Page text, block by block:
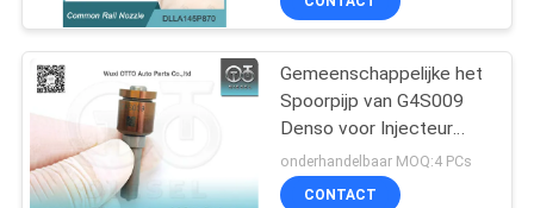
Gemeenschappelijke het
Spoorpijp van G4S009
Denso voor Injecteur
23670-0E010/09420
onderhandelbaar MOQ:4 PCs
CONTACT